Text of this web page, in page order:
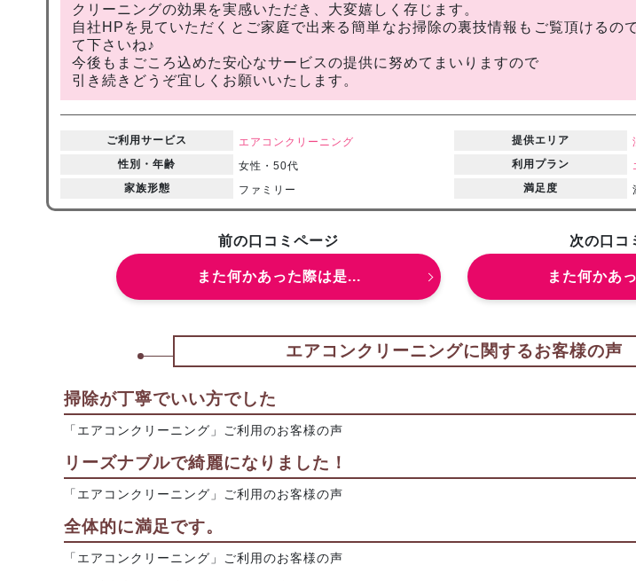
クリーニングの効果を実感いただき、大変嬉しく存じます。
自社HPを見ていただくとご家庭で出来る簡単なお掃除の裏技情報もご覧頂けるの
て下さいね♪
今後もまごころ込めた安心なサービスの提供に努めてまいりますので
引き続きどうぞ宜しくお願いいたします。
ご利用サービス エアコンクリーニング 提供エリア
性別・年齢
女性・50代 利用プラン
家族形態
ファミリー 満足度
前の口コミページ
また何かあった際は是...
次の口コ
また何かあ
エアコンクリーニングに関するお客様の声
掃除が丁寧でいい方でした
「エアコンクリーニング」ご利用のお客様の声
リーズナブルで綺麗になりました！
「エアコンクリーニング」ご利用のお客様の声
全体的に満足です。
「エアコンクリーニング」ご利用のお客様の声